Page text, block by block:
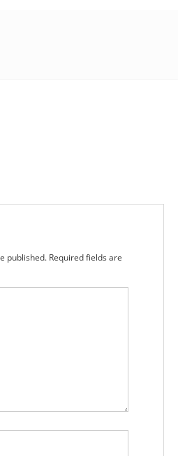
published. Required fields are